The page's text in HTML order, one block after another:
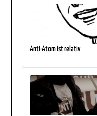
Anti-Atom ist relativ